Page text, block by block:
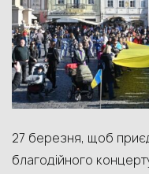
27 березня, щоб
благодійного концерт